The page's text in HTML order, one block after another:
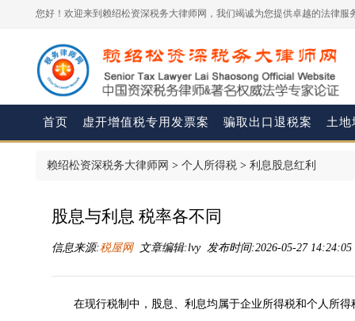
您好！欢迎来到赖绍松资深税务大律师网，我们竭诚为您提供卓越的法律服
首页 虚开增值税专用发票案 骗取出口退税案 土地
赖绍松资深税务大律师网 > 个人所得税 > 利息股息红利
股息与利息 税率各不同
信息来源:税屋网文章编辑:lvy 发布时间:2026-05-27
在现行税制中，股息、利息均属于企业所得税和个人所得